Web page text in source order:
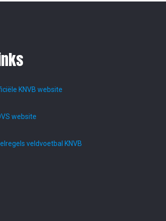
KNVB website
website
veldvoetbal KNVB